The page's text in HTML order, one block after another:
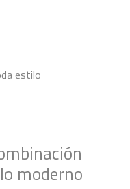
estilo
moderno